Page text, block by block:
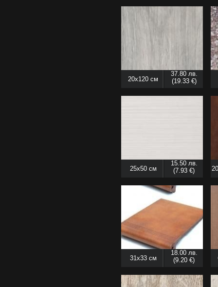
см
20x120 см
37.80 лв.
(19.33 €)
25x50 см
15.50 лв.
(7.93 €)
31x33 см
18.00 лв.
(9.20 €)